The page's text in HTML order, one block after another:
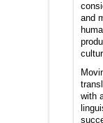
and
with